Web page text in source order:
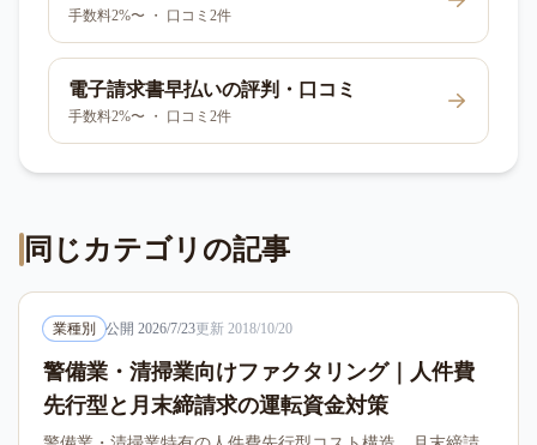
手数料2%〜 ・ 口コミ2件
電子請求書早払いの評判・口コミ
手数料2%〜 ・ 口コミ2件
同じカテゴリの記事
業種別 公開 2026/7/23更新 2018/10/20
警備業・清掃業向けファクタリング｜人件費
先行型と月末締請求の運転資金対策